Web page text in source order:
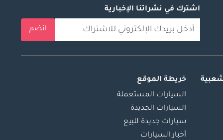
اشترك في نشراتنا الإخبارية
انضم
خريطة الموقع
السيارات المستعملة
السيارات الجديدة
سيارات جديدة للبيع
أخبار السيارات